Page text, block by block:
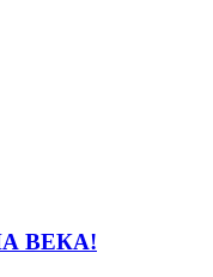
ВЕКА!